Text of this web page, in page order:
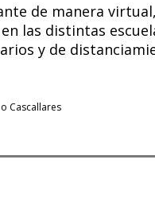
de manera
las distintas
y de
Cascallares